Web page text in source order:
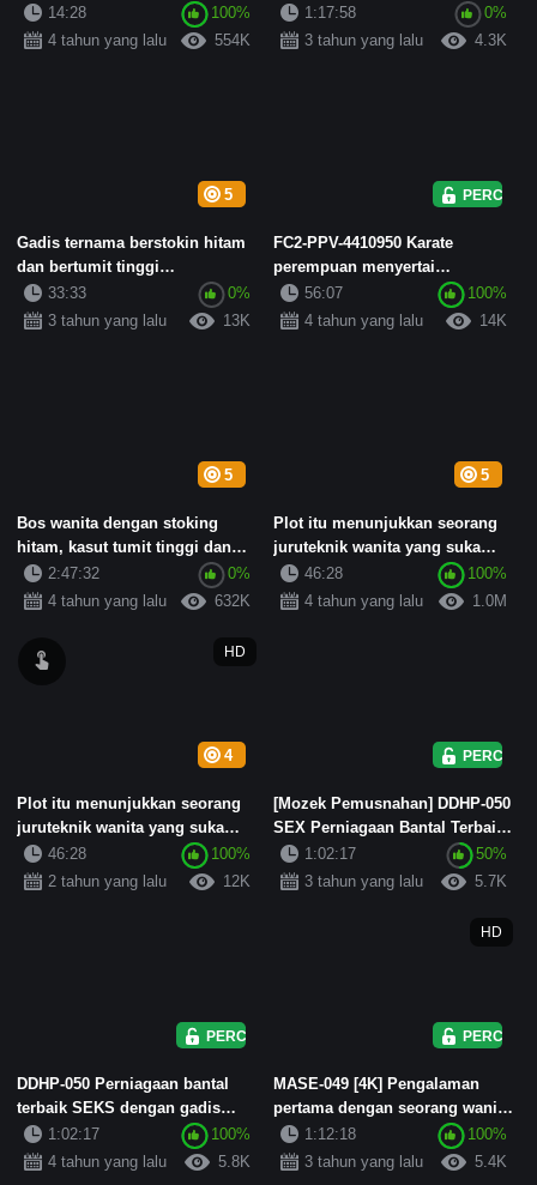
bertemu dengan seorang neti...
14:28
100%
4 tahun yang lalu
554K
orang yang berpengalaman ia...
1:17:58
0%
3 tahun yang lalu
4.3K
5
Gadis ternama berstokin hitam
dan bertumit tinggi
menunjukkan wajahnya dengan
cara...
33:33
0%
3 tahun yang lalu
13K
PERCUMA
FC2-PPV-4410950 Karate
perempuan menyertai
pertandingan sekolah
menengah kebangsaa...
56:07
100%
4 tahun yang lalu
14K
5
Bos wanita dengan stoking
hitam, kasut tumit tinggi dan
kaki panjang telah melakuk...
2:47:32
0%
4 tahun yang lalu
632K
5
Plot itu menunjukkan seorang
juruteknik wanita yang suka
berstokin hitam dan bertu...
46:28
100%
4 tahun yang lalu
1.0M
4
HD
Plot itu menunjukkan seorang
juruteknik wanita yang suka
berstokin hitam dan bertu...
46:28
100%
2 tahun yang lalu
12K
PERCUMA
[Mozek Pemusnahan] DDHP-050
SEX Perniagaan Bantal Terbaik
dengan Gadis Siber Canti...
1:02:17
50%
3 tahun yang lalu
5.7K
PERCUMA
DDHP-050 Perniagaan bantal
terbaik SEKS dengan gadis
siber yang cantik! Creampie b...
1:02:17
100%
4 tahun yang lalu
5.8K
PERCUMA
HD
MASE-049 [4K] Pengalaman
pertama dengan seorang wanita
yang sudah berkahwin... Sap...
1:12:18
100%
3 tahun yang lalu
5.4K